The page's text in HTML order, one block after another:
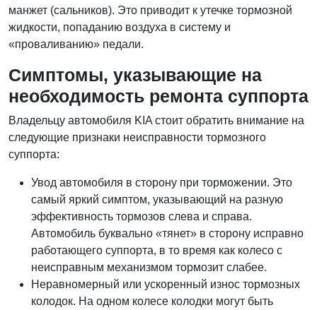
манжет (сальников). Это приводит к утечке тормозной
жидкости, попаданию воздуха в систему и
«проваливанию» педали.
Симптомы, указывающие на
необходимость ремонта суппорта
Владельцу автомобиля KIA стоит обратить внимание на
следующие признаки неисправности тормозного
суппорта:
Увод автомобиля в сторону при торможении. Это
самый яркий симптом, указывающий на разную
эффективность тормозов слева и справа.
Автомобиль буквально «тянет» в сторону исправно
работающего суппорта, в то время как колесо с
неисправным механизмом тормозит слабее.
Неравномерный или ускоренный износ тормозных
колодок. На одном колесе колодки могут быть